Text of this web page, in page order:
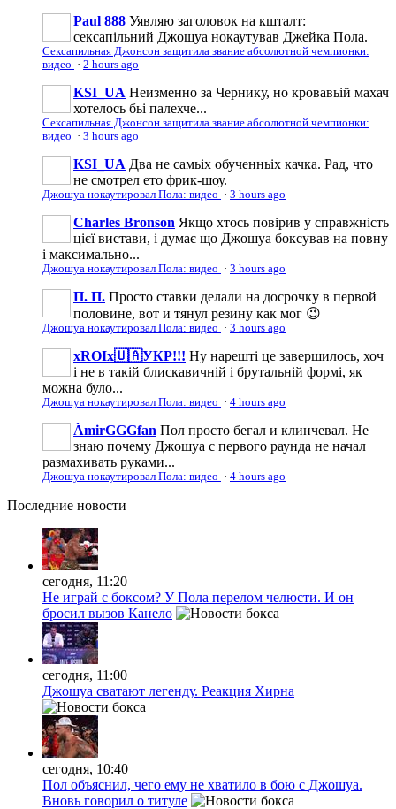
Paul 888 Уявляю заголовок на кшталт:
сексапільний Джошуа нокаутував Джейка Пола.
Сексапильная Джонсон защитила звание абсолютной чемпионки:
видео · 2 hours ago
KSI_UA Неизменно за Чернику, но кровавьій махач
хотелось бьі палехче...
Сексапильная Джонсон защитила звание абсолютной чемпионки:
видео · 3 hours ago
KSI_UA Два не самьіх обученньіх качка. Рад, что
не смотрел ето фрик-шоу.
Джошуа нокаутировал Пола: видео · 3 hours ago
Charles Bronson Якщо хтось повірив у справжність
цієї вистави, і думає що Джошуа боксував на повну
і максимально...
Джошуа нокаутировал Пола: видео · 3 hours ago
П. П. Просто ставки делали на досрочку в первой
половине, вот и тянул резину как мог 😉
Джошуа нокаутировал Пола: видео · 3 hours ago
xROIx🇺🇦УКР!!! Ну нарешті це завершилось, хоч
і не в такій блискавичній і брутальній формі, як
можна було...
Джошуа нокаутировал Пола: видео · 4 hours ago
ÀmirGGGfan Пол просто бегал и клинчевал. Не
знаю почему Джошуа с первого раунда не начал
размахивать руками...
Джошуа нокаутировал Пола: видео · 4 hours ago
Последние новости
сегодня, 11:20
Не играй с боксом? У Пола перелом челюсти. И он
бросил вызов Канело
сегодня, 11:00
Джошуа сватают легенду. Реакция Хирна
сегодня, 10:40
Пол объяснил, чего ему не хватило в бою с Джошуа.
Вновь говорил о титуле